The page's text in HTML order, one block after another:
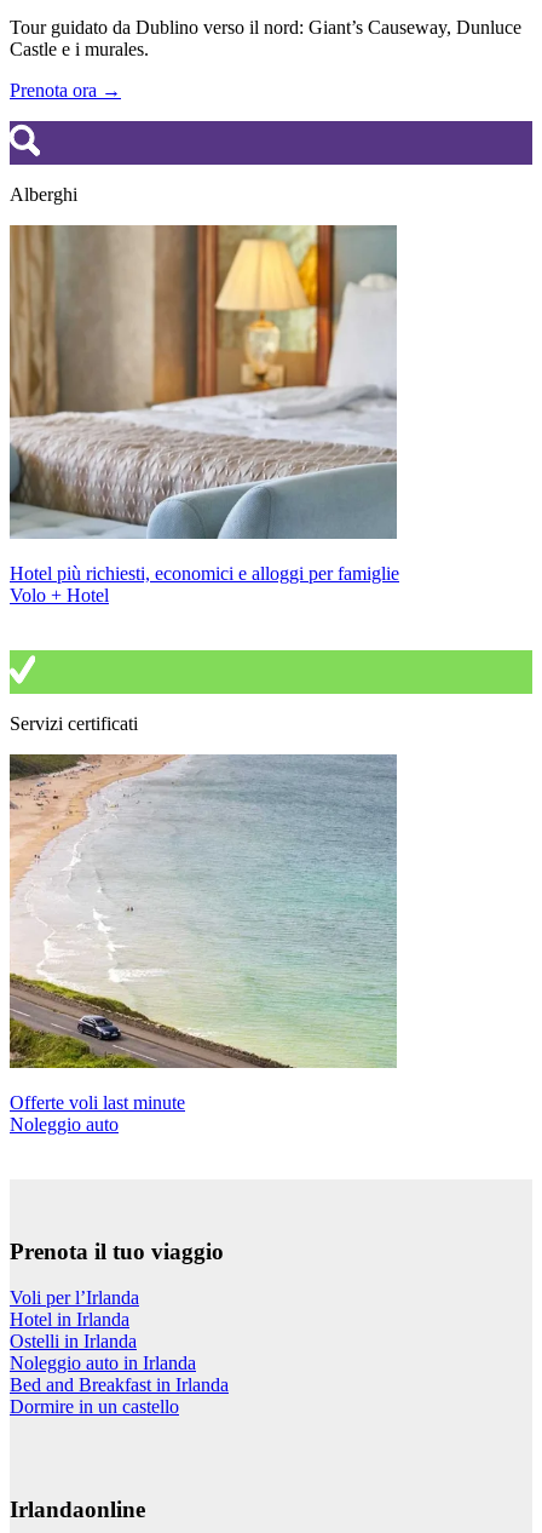
Tour guidato da Dublino verso il nord: Giant’s Causeway, Dunluce
Castle e i murales.
Prenota ora →
Alberghi
Hotel più richiesti, economici e alloggi per famiglie
Volo + Hotel
Servizi certificati
Offerte voli last minute
Noleggio auto
Prenota il tuo viaggio
Voli per l’Irlanda
Hotel in Irlanda
Ostelli in Irlanda
Noleggio auto in Irlanda
Bed and Breakfast in Irlanda
Dormire in un castello
Irlandaonline